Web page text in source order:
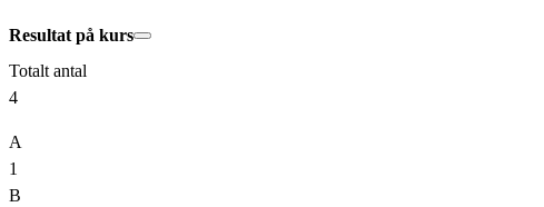
Resultat på kurs
Totalt antal
4
A
1
B